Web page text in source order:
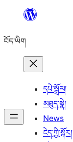
content
བོད་ཡིག
དཔེ་སྒྲོམ།
མཐུད་སྣེ།
News
ངེད་ཀྱི་སྐོར།